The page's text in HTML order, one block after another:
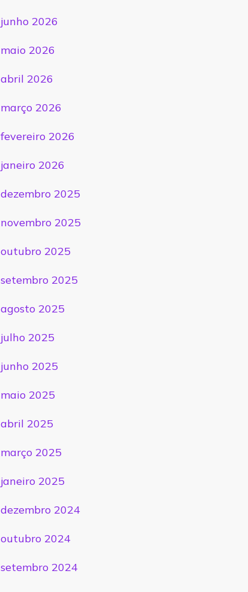
junho 2026
maio 2026
abril 2026
março 2026
fevereiro 2026
janeiro 2026
dezembro 2025
novembro 2025
outubro 2025
setembro 2025
agosto 2025
julho 2025
junho 2025
maio 2025
abril 2025
março 2025
janeiro 2025
dezembro 2024
outubro 2024
setembro 2024